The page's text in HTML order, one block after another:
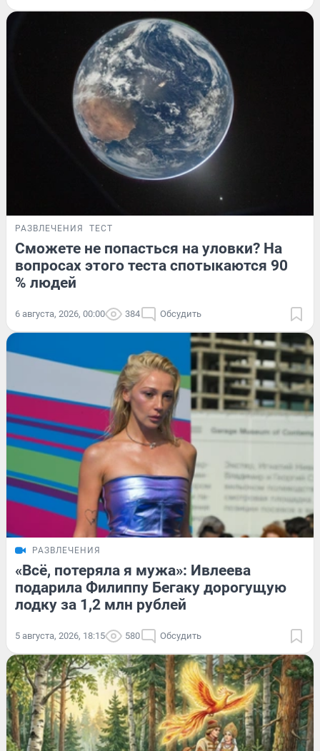
РАЗВЛЕЧЕНИЯ ТЕСТ
Сможете не попасться на уловки? На
вопросах этого теста спотыкаются 90
% людей
6 августа, 2026, 00:00 384 Обсудить
РАЗВЛЕЧЕНИЯ
«Всё, потеряла я мужа»: Ивлеева
подарила Филиппу Бегаку дорогущую
лодку за 1,2 млн рублей
5 августа, 2026, 18:15 580 Обсудить